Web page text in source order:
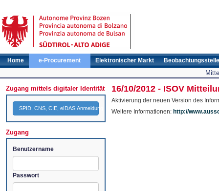
Home e-Procurement Elektronischer Markt Beobachtungsstelle
Zugang mittels digitaler Identität
SPID, CNS, CIE, eIDAS Anmeldung
Zugang
Benutzername
Passwort
16/10/2012 - ISOV
Aktivierung der neuen Version des
Weitere Informationen: http://